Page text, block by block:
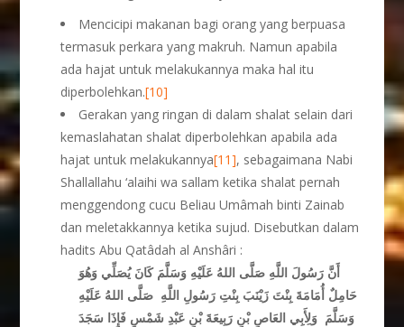
Mencicipi makanan bagi orang yang berpuasa
termasuk perkara yang makruh. Namun apabila
ada hajat untuk melakukannya maka hal itu
diperbolehkan.[10]
Gerakan yang ringan di dalam shalat selain dari
kemaslahatan shalat diperbolehkan apabila ada
hajat untuk melakukannya[11], sebagaimana Nabi
Shallallahu ‘alaihi wa sallam ketika shalat pernah
menggendong cucu Beliau Umâmah binti Zainab
dan meletakkannya ketika sujud. Disebutkan dalam
hadits Abu Qatâdah al Anshâri :
أَنَّ رَسُولَ اللَّهِ صَلَّى اللهُ عَلَيْهِ وَسَلَّمَ كَانَ يُصَلِّي وَهُوَ
حَامِلٌ أُمَامَةَ بِنْتَ زَيْنَبَ بِنْتِ رَسُولِ اللَّهِ صَلَّى اللهُ عَلَيْهِ
وَسَلَّمَ وَلِأَبِي العَاصِ بْنِ رَبِيعَةَ بْنِ عَبْدِ شَمْسٍ فَإِذَا سَجَدَ